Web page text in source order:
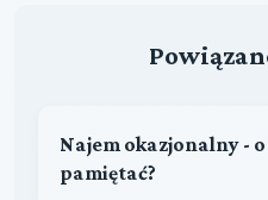
Najem okazjonalny -
pamiętać?